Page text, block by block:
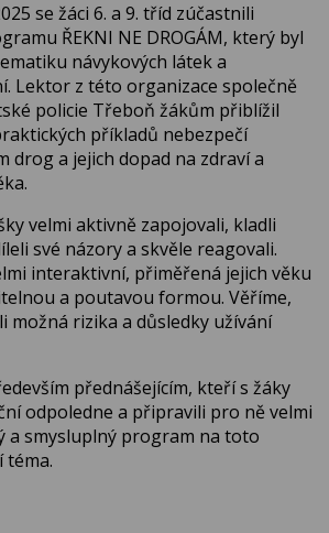
se žáci 6. a 9. tříd zúčastnili
ŘEKNI NE DROGÁM, který byl
návykových látek a
Lektor z této organizace společně
policie Třeboň žákům přiblížil
příkladů nebezpečí
drog a jejich dopad na zdraví a
velmi aktivně zapojovali, kladli
své názory a skvěle reagovali.
interaktivní, přiměřená jejich věku
a poutavou formou. Věříme,
možná rizika a důsledky užívání
přednášejícím, kteří s žáky
odpoledne a připravili pro ně velmi
a smysluplný program na toto
téma.